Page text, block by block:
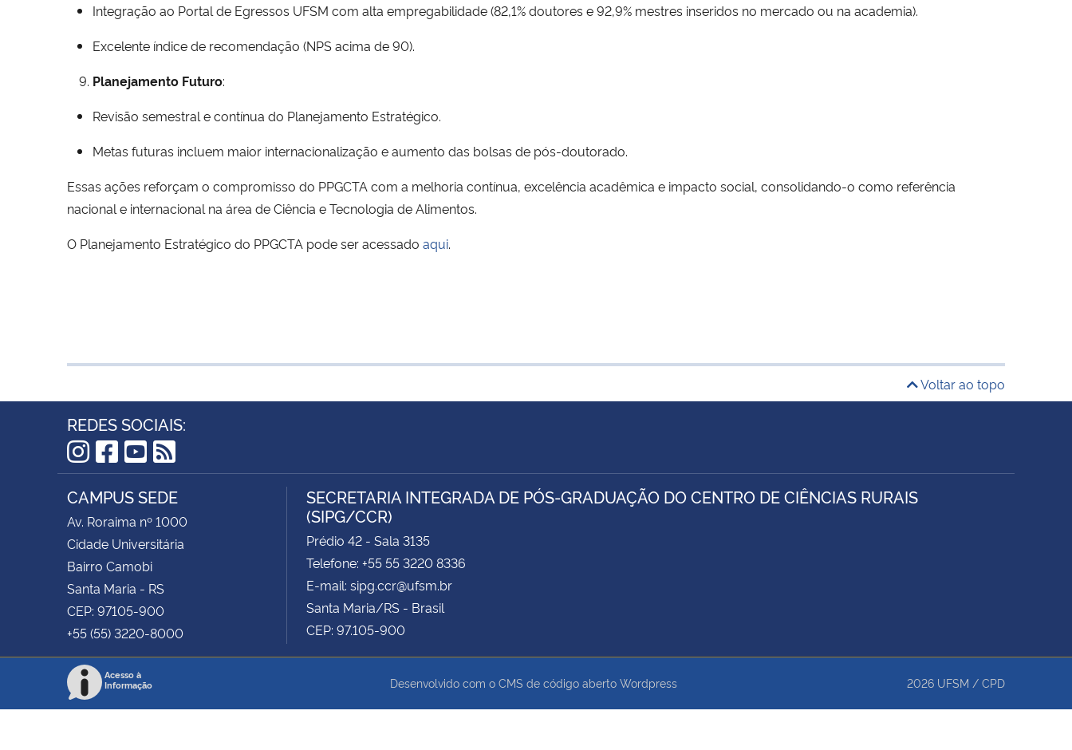
Integração ao Portal de Egressos UFSM com alta empregabilidade (82,1% doutores e 92,9% mestres inseridos no mercado ou na academia).
Excelente índice de recomendação (NPS acima de 90).
Planejamento Futuro:
Revisão semestral e contínua do Planejamento Estratégico.
Metas futuras incluem maior internacionalização e aumento das bolsas de pós-doutorado.
Essas ações reforçam o compromisso do PPGCTA com a melhoria contínua, excelência acadêmica e impacto social, consolidando-o como referência
nacional e internacional na área de Ciência e Tecnologia de Alimentos.
O Planejamento Estratégico do PPGCTA pode ser acessado aqui.
Voltar ao topo
REDES SOCIAIS:
Instagram
Facebook
YouTube
RSS
CAMPUS SEDE
Av. Roraima nº 1000
Cidade Universitária
Bairro Camobi
Santa Maria - RS
CEP: 97105-900
+55 (55) 3220-8000
SECRETARIA INTEGRADA DE PÓS-GRADUAÇÃO DO CENTRO DE CIÊNCIAS RURAIS
(SIPG/CCR)
Prédio 42 - Sala 3135
Telefone: +55 55 3220 8336
E-mail: sipg.ccr@ufsm.br
Santa Maria/RS - Brasil
CEP: 97.105-900
Acesso à
Informação
Desenvolvido com o CMS de código aberto Wordpress 2026 UFSM / CPD